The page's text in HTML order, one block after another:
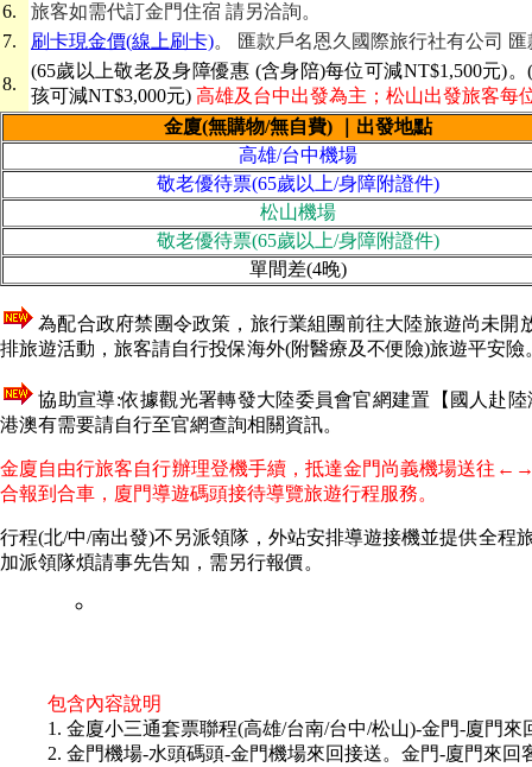
6.
旅客如需代訂金門住宿 請另洽詢。
7.
刷卡現金價(線上刷卡)。 匯款戶名恩久國際旅行社有公司
8.
(65歲以上敬老及身障優惠 (含身陪)每位可減NT$1,500元)
孩可減NT$3,000元) 高雄及台中出發為主；松山出發旅客每
金廈(無購物/無自費)
｜出發地點
高雄/台中機場
敬老優待票(65歲以上/身障附證件)
松山機場
敬老優待票(65歲以上/身障附證件)
單間差(4晚)
為配合政府禁團令政策，旅行業組團前往大陸旅遊尚未
排旅遊活動，旅客請自行投保海外(附醫療及不便險)旅遊平安險
協助宣導:依據觀光署轉發大陸委員會官網建置【國人赴
港澳有需要請自行至官網查詢相關資訊。
金廈自由行旅客自行辦理登機手續，抵達金門尚義機場送往
合報到合車，廈門導遊碼頭接待導覽旅遊行程服務。
行程(北/中/南出發)不另派領隊，外站安排導遊接機並提供全程
加派領隊煩請事先告知，需另行報價。
包含內容說明
1. 金廈小三通套票聯程(高雄/台南/台中/松山)-金門-廈門來
2. 金門機場-水頭碼頭-金門機場來回接送。金門-廈門來回